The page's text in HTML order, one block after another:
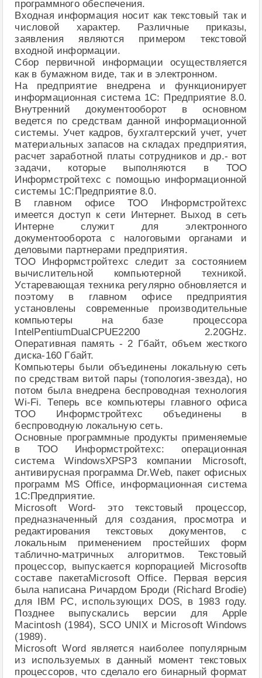
программного обеспечения.
Входная информация носит как текстовый так и
числовой характер. Различные приказы,
заявления являются примером текстовой
входной информации.
Сбор первичной информации осуществляется
как в бумажном виде, так и в электронном.
На предприятие внедрена и функционирует
информационная система 1С: Предприятие 8.0.
Внутренний документооборот в основном
ведется по средствам данной информационной
системы. Учет кадров, бухгалтерский учет, учет
материальных запасов на складах предприятия,
расчет заработной платы сотрудников и др.- вот
задачи, которые выполняются в ТОО
Информстройтехс с помощью информационной
системы 1С:Предприятие 8.0.
В главном офисе ТОО Информстройтехс
имеется доступ к сети Интернет. Выход в сеть
Интерне служит для электронного
документооборота с налоговыми органами и
деловыми партнерами предприятия.
ТОО Информстройтехс следит за состоянием
вычислительной компьютерной техникой.
Устаревающая техника регулярно обновляется и
поэтому в главном офисе предприятия
установлены современные производительные
компьютеры на базе процессора
IntelPentiumDualCPUE2200 2.20GHz.
Оперативная память - 2 Гбайт, объем жесткого
диска-160 Гбайт.
Компьютеры были объединены локальную сеть
по средствам витой пары (топология-звезда), но
потом была внедрена беспроводная технология
Wi-Fi. Теперь все компьютеры главного офиса
ТОО Информстройтехс объединены в
беспроводную локальную сеть.
Основные программные продукты применяемые
в ТОО Информстройтехс: операционная
система WindowsXPSP3 компании Microsoft,
антивирусная программа Dr.Web, пакет офисных
программ MS Office, информационная система
1С:Предприятие.
Microsoft Word- это текстовый процессор,
предназначенный для создания, просмотра и
редактирования текстовых документов, с
локальным применением простейших форм
таблично-матричных алгоритмов. Текстовый
процессор, выпускается корпорацией Microsoftв
составе пакетаMicrosoft Office. Первая версия
была написана Ричардом Броди (Richard Brodie)
для IBM PC, использующих DOS, в 1983 году.
Позднее выпускались версии для Apple
Macintosh (1984), SCO UNIX и Microsoft Windows
(1989).
Microsoft Word является наиболее популярным
из используемых в данный момент текстовых
процессоров, что сделало его бинарный формат